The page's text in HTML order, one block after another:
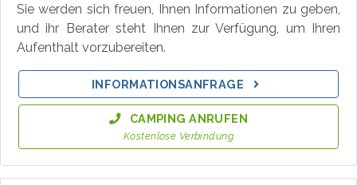
Sie werden sich freuen, Ihnen Informationen zu geben,
und ihr Berater steht Ihnen zur Verfügung, um Ihren
Aufenthalt vorzubereiten.
INFORMATIONSANFRAGE
CAMPING ANRUFEN
Kostenlose Verbindung